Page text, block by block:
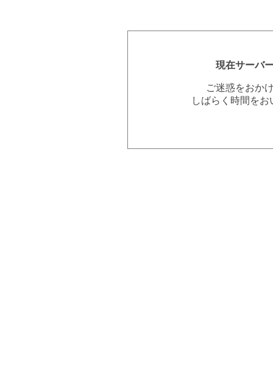
現在サーバ
ご迷惑をおか
しばらく時間を